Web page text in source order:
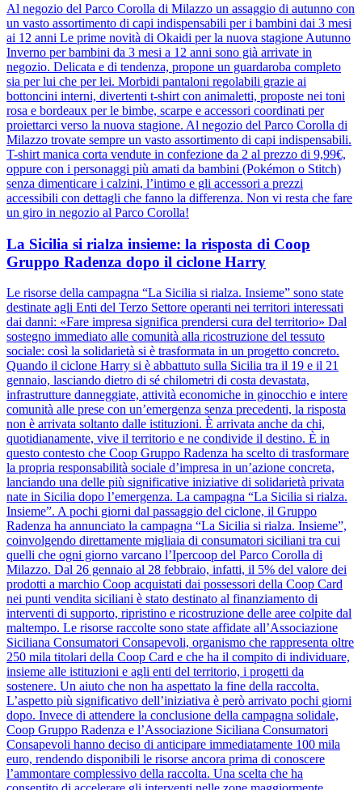
Al negozio del Parco Corolla di Milazzo un assaggio di autunno con
un vasto assortimento di capi indispensabili per i bambini dai 3 mesi
ai 12 anni Le prime novità di Okaidi per la nuova stagione Autunno
Inverno per bambini da 3 mesi a 12 anni sono già arrivate in
negozio. Delicata e di tendenza, propone un guardaroba completo
sia per lui che per lei. Morbidi pantaloni regolabili grazie ai
bottoncini interni, divertenti t-shirt con animaletti, proposte nei toni
rosa e bordeaux per le bimbe, scarpe e accessori coordinati per
proiettarci verso la nuova stagione. Al negozio del Parco Corolla di
Milazzo trovate sempre un vasto assortimento di capi indispensabili.
T-shirt manica corta vendute in confezione da 2 al prezzo di 9,99€,
oppure con i personaggi più amati da bambini (Pokémon o Stitch)
senza dimenticare i calzini, l’intimo e gli accessori a prezzi
accessibili con dettagli che fanno la differenza. Non vi resta che fare
un giro in negozio al Parco Corolla!
La Sicilia si rialza insieme: la risposta di Coop
Gruppo Radenza dopo il ciclone Harry
Le risorse della campagna “La Sicilia si rialza. Insieme” sono state
destinate agli Enti del Terzo Settore operanti nei territori interessati
dai danni: «Fare impresa significa prendersi cura del territorio» Dal
sostegno immediato alle comunità alla ricostruzione del tessuto
sociale: così la solidarietà si è trasformata in un progetto concreto.
Quando il ciclone Harry si è abbattuto sulla Sicilia tra il 19 e il 21
gennaio, lasciando dietro di sé chilometri di costa devastata,
infrastrutture danneggiate, attività economiche in ginocchio e intere
comunità alle prese con un’emergenza senza precedenti, la risposta
non è arrivata soltanto dalle istituzioni. È arrivata anche da chi,
quotidianamente, vive il territorio e ne condivide il destino. È in
questo contesto che Coop Gruppo Radenza ha scelto di trasformare
la propria responsabilità sociale d’impresa in un’azione concreta,
lanciando una delle più significative iniziative di solidarietà privata
nate in Sicilia dopo l’emergenza. La campagna “La Sicilia si rialza.
Insieme”. A pochi giorni dal passaggio del ciclone, il Gruppo
Radenza ha annunciato la campagna “La Sicilia si rialza. Insieme”,
coinvolgendo direttamente migliaia di consumatori siciliani tra cui
quelli che ogni giorno varcano l’Ipercoop del Parco Corolla di
Milazzo. Dal 26 gennaio al 28 febbraio, infatti, il 5% del valore dei
prodotti a marchio Coop acquistati dai possessori della Coop Card
nei punti vendita siciliani è stato destinato al finanziamento di
interventi di supporto, ripristino e ricostruzione delle aree colpite dal
maltempo. Le risorse raccolte sono state affidate all’Associazione
Siciliana Consumatori Consapevoli, organismo che rappresenta oltre
250 mila titolari della Coop Card e che ha il compito di individuare,
insieme alle istituzioni e agli enti del territorio, i progetti da
sostenere. Un aiuto che non ha aspettato la fine della raccolta.
L’aspetto più significativo dell’iniziativa è però arrivato pochi giorni
dopo. Invece di attendere la conclusione della campagna solidale,
Coop Gruppo Radenza e l’Associazione Siciliana Consumatori
Consapevoli hanno deciso di anticipare immediatamente 100 mila
euro, rendendo disponibili le risorse ancora prima di conoscere
l’ammontare complessivo della raccolta. Una scelta che ha